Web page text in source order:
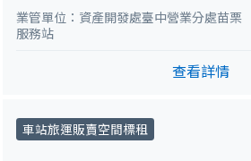
業管單位：資產開發處臺中營業分處苗栗
服務站
查看詳情
車站旅運販賣空間標租